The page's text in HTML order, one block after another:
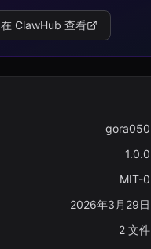
在 ClawHub 查看
gora050
1.0.0
MIT-0
2026年3月29日
2 文件